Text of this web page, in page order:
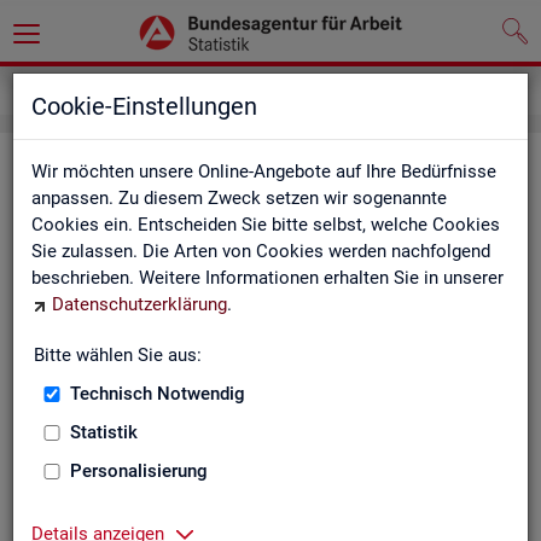
Cookie-Einstellungen
Wir möchten unsere Online-Angebote auf Ihre Bedürfnisse
anpassen. Zu diesem Zweck setzen wir sogenannte
Cookies ein. Entscheiden Sie bitte selbst, welche Cookies
Sie zulassen. Die Arten von Cookies werden nachfolgend
beschrieben. Weitere Informationen erhalten Sie in unserer
Datenschutzerklärung.
Bitte wählen Sie aus:
Technisch Notwendig
Statistik
Personalisierung
Details anzeigen
Im­pres­sum der Sta­tis­tik der Bun­
des­agen­tur für Ar­beit (BA)
In­for­ma­tio­nen über den Her­aus­ge­ber
Im­pres­sum der Bun­des­agen­tur für Ar­beit
Nut­zungs- und Be­zugs­be­din­gun­gen
Co­py­right und Mar­ken­schutz
Die In­hal­te des In­ter­net­auf­tritts der BA sowie die Pro­duk­te
der Sta­tis­tik der BA ste­hen im geis­ti­gen Ei­gen­tum der BA und